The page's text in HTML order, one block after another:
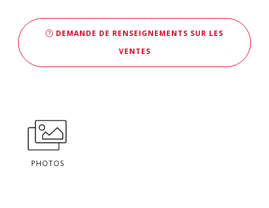
DEMANDE DE RENSEIGNEMENTS SUR LES
VENTES
PHOTOS